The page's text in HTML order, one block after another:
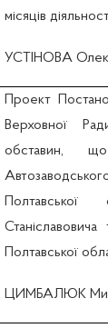
місяців
УСТІНОВА
Проект
Верховної
обставин,
Полтавської
ЦИМБАЛЮК